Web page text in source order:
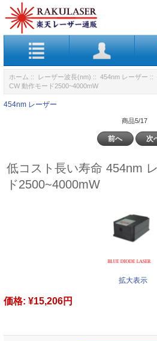
ホーム :: レーザー波長(nm) :: 454nm レーザー ::
CW 動作モード2500~4000mW
454nm レーザー
商品5/17
前へ 次
低コスト長い寿命 454nm
ド2500~4000mW
拡大表示
価格: ¥15,206円